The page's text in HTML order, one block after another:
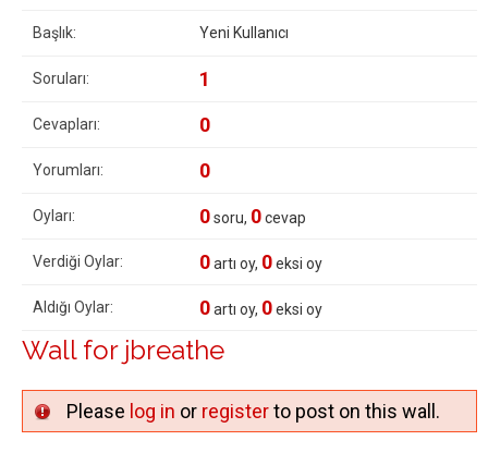
Başlık: Yeni Kullanıcı
Soruları: 1
Cevapları: 0
Yorumları: 0
Oyları: 0soru, 0cevap
Verdiği Oylar: 0artı oy, 0eksi oy
Aldığı Oylar: 0artı oy, 0eksi oy
Wall for jbreathe
Please log in or registerto post on this wall.